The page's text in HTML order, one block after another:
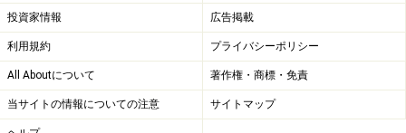
投資家情報 広告掲載
利用規約 プライバシーポリシー
All Aboutについて 著作権・商標・免責
当サイトの情報についての注意 サイトマップ